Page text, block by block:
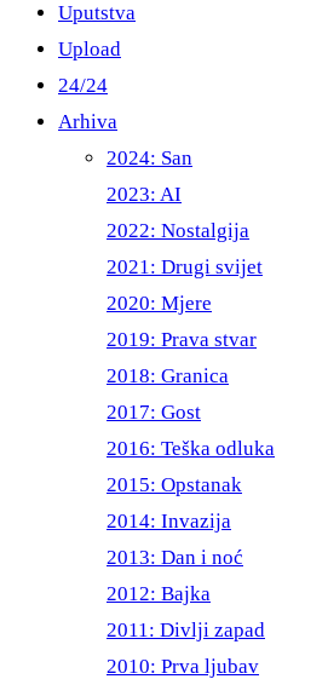
Uputstva
Upload
24/24
Arhiva
2024: San
2023: AI
2022: Nostalgija
2021: Drugi svijet
2020: Mjere
2019: Prava stvar
2018: Granica
2017: Gost
2016: Teška odluka
2015: Opstanak
2014: Invazija
2013: Dan i noć
2012: Bajka
2011: Divlji zapad
2010: Prva ljubav